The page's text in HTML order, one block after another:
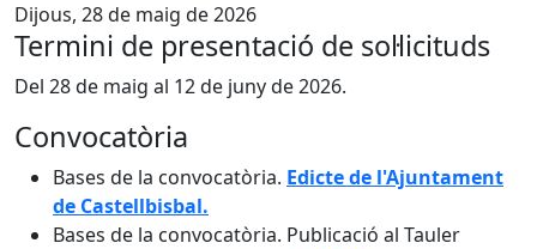
Dijous, 28 de maig de 2026
Termini de presentació de sol·licituds
Del 28 de maig al 12 de juny de 2026.
Convocatòria
Bases de la convocatòria. Edicte de l'Ajuntament
de Castellbisbal.
Bases de la convocatòria. Publicació al Tauler